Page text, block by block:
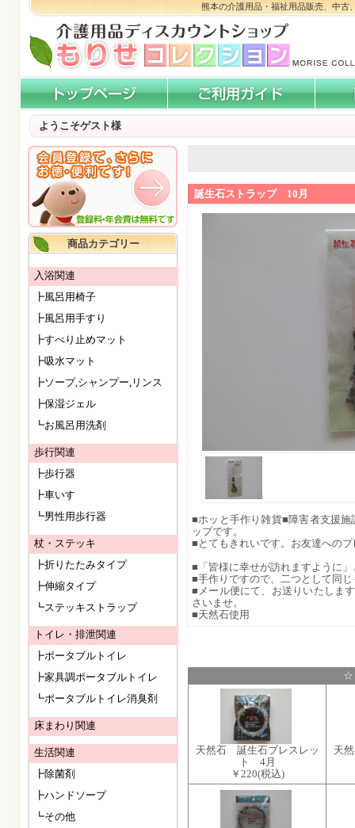
熊本の介護用品・福祉用品販売、中古
ようこそゲスト様
誕生石ストラップ 10月
■ホッと手作り雑貨■障害者支援
ップです。
■とてもきれいです。お友達への
■「皆様に幸せが訪れますように
■手作りですので、二つとして同
■メール便にて、お送りいたしま
さいませ。
■天然石使用
☆
天然石 誕生石ブレスレッ
ト 4月
￥220(税込)
天
商品カテゴリー
入浴関連
┣風呂用椅子
┣風呂用手すり
┣すべり止めマット
┣吸水マット
┣ソープ,シャンプー,リンス
┣保湿ジェル
┗お風呂用洗剤
歩行関連
┣歩行器
┣車いす
┗男性用歩行器
杖・ステッキ
┣折りたたみタイプ
┣伸縮タイプ
┗ステッキストラップ
トイレ・排泄関連
┣ポータブルトイレ
┣家具調ポータブルトイレ
┗ポータブルトイレ消臭剤
床まわり関連
生活関連
┣除菌剤
┣ハンドソープ
┗その他